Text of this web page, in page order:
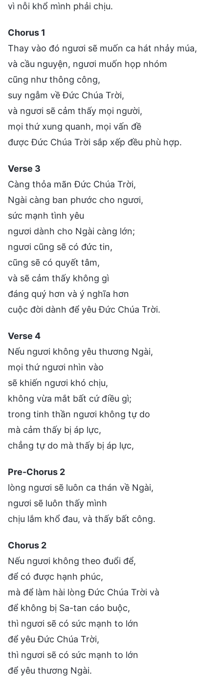
vì nỗi khổ mình phải chịu.
Chorus 1
Thay vào đó ngươi sẽ muốn ca hát nhảy múa,
và cầu nguyện, ngươi muốn họp nhóm
cũng như thông công,
suy ngẫm về Đức Chúa Trời,
và ngươi sẽ cảm thấy mọi người,
mọi thứ xung quanh, mọi vấn đề
được Đức Chúa Trời sắp xếp đều phù hợp.
Verse 3
Càng thỏa mãn Đức Chúa Trời,
Ngài càng ban phước cho ngươi,
sức mạnh tình yêu
ngươi dành cho Ngài càng lớn;
ngươi cũng sẽ có đức tin,
cũng sẽ có quyết tâm,
và sẽ cảm thấy không gì
đáng quý hơn và ý nghĩa hơn
cuộc đời dành để yêu Đức Chúa Trời.
Verse 4
Nếu ngươi không yêu thương Ngài,
mọi thứ ngươi nhìn vào
sẽ khiến ngươi khó chịu,
không vừa mắt bất cứ điều gì;
trong tinh thần ngươi không tự do
mà cảm thấy bị áp lực,
chẳng tự do mà thấy bị áp lực,
Pre-Chorus 2
lòng ngươi sẽ luôn ca thán về Ngài,
ngươi sẽ luôn thấy mình
chịu lắm khổ đau, và thấy bất công.
Chorus 2
Nếu ngươi không theo đuổi để,
để có được hạnh phúc,
mà để làm hài lòng Đức Chúa Trời và
để không bị Sa-tan cáo buộc,
thì ngươi sẽ có sức mạnh to lớn
để yêu Đức Chúa Trời,
thì ngươi sẽ có sức mạnh to lớn
để yêu thương Ngài.